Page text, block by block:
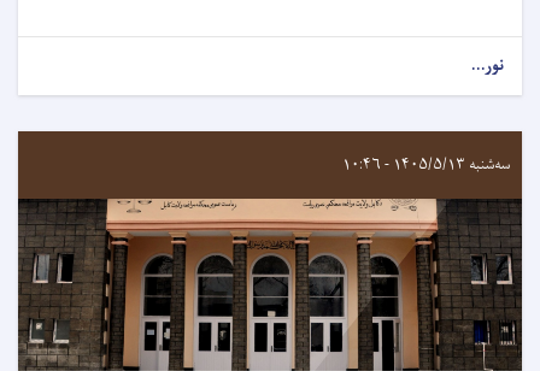
نور...
سه‌شنبه ۱۴۰۵/۵/۱۳ - ۱۰:۴۶